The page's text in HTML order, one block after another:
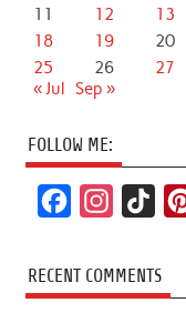
11
12 13
18
19 20
25
26 27
« Jul
Sep »
FOLLOW ME:
c
e
s
t
k
T
RECENT COMMENTS